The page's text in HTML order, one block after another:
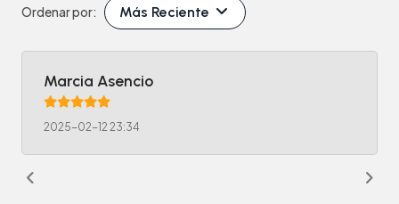
Ordenar por: Más Reciente
Marcia Asencio
2025-02-12 23:34